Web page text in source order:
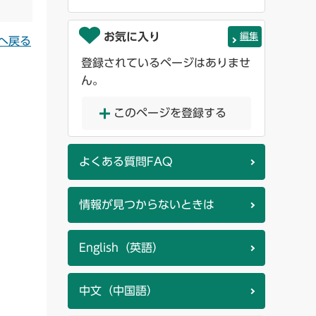
戻る お気に入り 編集
登録されているページはありませ
ん。
このページを登録する
よくある質問FAQ
情報が見つからないときは
English（英語）
中文（中国語）